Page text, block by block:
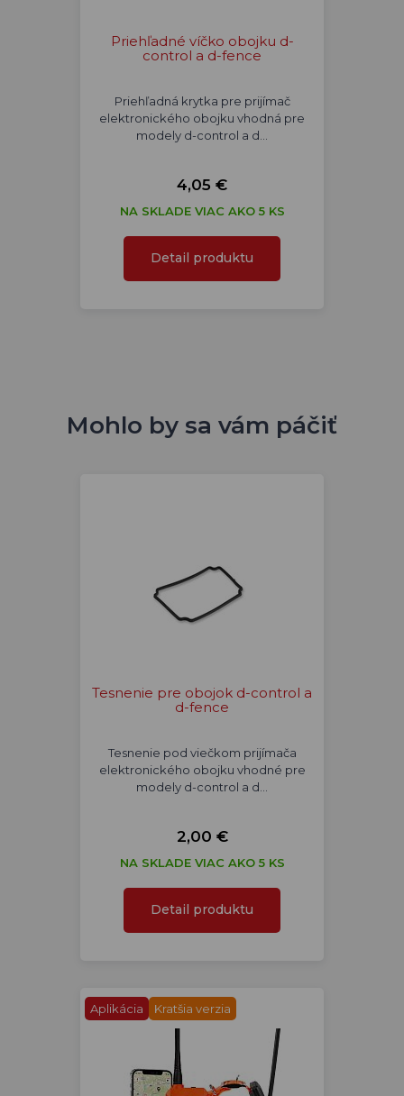
Priehľadné víčko obojku d-
control a d-fence
Priehľadná krytka pre prijímač
elektronického obojku vhodná pre
modely d-control a d…
4,05 €
NA SKLADE VIAC AKO 5 KS
Detail produktu
Mohlo by sa vám páčiť
Tesnenie pre obojok d-control a
d-fence
Tesnenie pod viečkom prijímača
elektronického obojku vhodné pre
modely d-control a d…
2,00 €
NA SKLADE VIAC AKO 5 KS
Detail produktu
Aplikácia Kratšia verzia